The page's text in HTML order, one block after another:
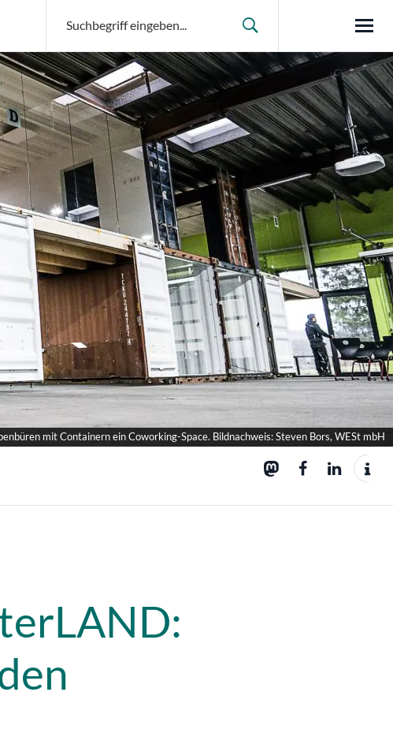
mit Containern ein Coworking-Space. Bildnachweis: Steven Bors, WESt mbH